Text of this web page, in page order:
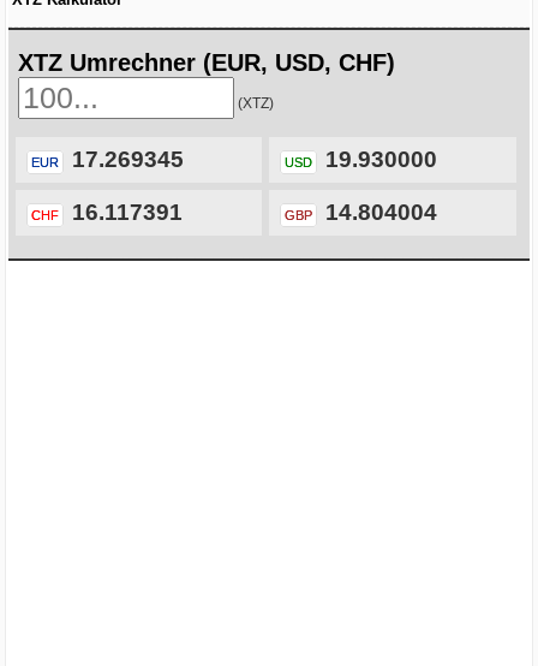
XTZ Umrechner (EUR, USD, CHF)
(XTZ)
EUR 17.269345 USD 19.930000
CHF 16.117391 GBP 14.804004